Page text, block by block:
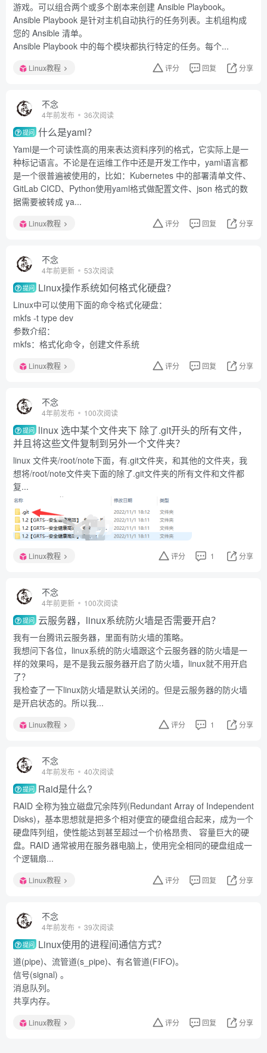
游戏。可以组合两个或多个剧本来创建 Ansible Playbook。
Ansible Playbook 是针对主机自动执行的任务列表。主机组构成
您的 Ansible 清单。
Ansible Playbook 中的每个模块都执行特定的任务。每个...
Linux教程 评分 回复 分享
不念
4年前发布 36次阅读
提问 什么是yaml？
Yaml是一个可读性高的用来表达资料序列的格式，它实际上是一
种标记语言。不论是在运维工作中还是开发工作中，yaml语言都
是一个很普遍被使用的，比如：Kubernetes 中的部署清单文件、
GitLab CICD、Python使用yaml格式做配置文件、json 格式的数
据需要被转成 ya...
Linux教程 评分 回复 分享
不念
4年前更新 53次阅读
提问 Linux操作系统如何格式化硬盘？
Linux中可以使用下面的命令格式化硬盘：
mkfs -t type dev
参数介绍：
mkfs：格式化命令，创建文件系统
Linux教程 评分 回复 分享
不念
4年前发布 100次阅读
提问 linux 选中某个文件夹下 除了.git开头的所有文件，
并且将这些文件复制到另外一个文件夹？
linux 文件夹/root/note下面，有.git文件夹，和其他的文件夹，我
想将/root/note文件夹下面的除了.git文件夹的所有文件和文件都
复...
Linux教程 评分 1 分享
不念
4年前更新 100次阅读
提问 云服务器，linux系统防火墙是否需要开启？
我有一台腾讯云服务器，里面有防火墙的策略。
我想问下各位，linux系统的防火墙跟这个云服务器的防火墙是一
样的效果吗，是不是我云服务器开启了防火墙，linux就不用开启
了？
我检查了一下linux防火墙是默认关闭的。但是云服务器的防火墙
是开启状态的。所以我...
Linux教程 评分 1 分享
不念
4年前发布 40次阅读
提问 Raid是什么?
RAID 全称为独立磁盘冗余阵列(Redundant Array of Independent
Disks)，基本思想就是把多个相对便宜的硬盘组合起来，成为一个
硬盘阵列组，使性能达到甚至超过一个价格昂贵、 容量巨大的硬
盘。RAID 通常被用在服务器电脑上，使用完全相同的硬盘组成一
个逻辑扇...
Linux教程 评分 回复 分享
不念
4年前发布 39次阅读
提问 Linux使用的进程间通信方式？
道(pipe)、流管道(s_pipe)、有名管道(FIFO)。
信号(signal) 。
消息队列。
共享内存。
Linux教程 评分 回复 分享